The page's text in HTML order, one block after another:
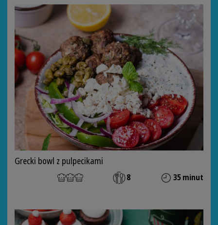
Grecki bowl z pulpecikami
8 35 minut